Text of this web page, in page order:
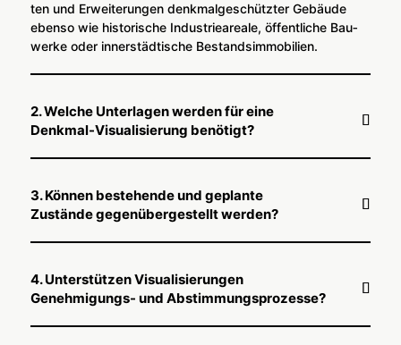
ten und Erwei­te­run­gen denk­mal­ge­schütz­ter Gebäu­de
eben­so wie his­to­ri­sche Indus­trie­area­le, öffent­li­che Bau­
wer­ke oder inner­städ­ti­sche Bestands­im­mo­bi­li­en.
2. Welche Unterlagen werden für eine
Denkmal-Visualisierung benötigt?
3. Können bestehende und geplante
Zustände gegenübergestellt werden?
4. Unterstützen Visualisierungen
Genehmigungs- und Abstimmungsprozesse?